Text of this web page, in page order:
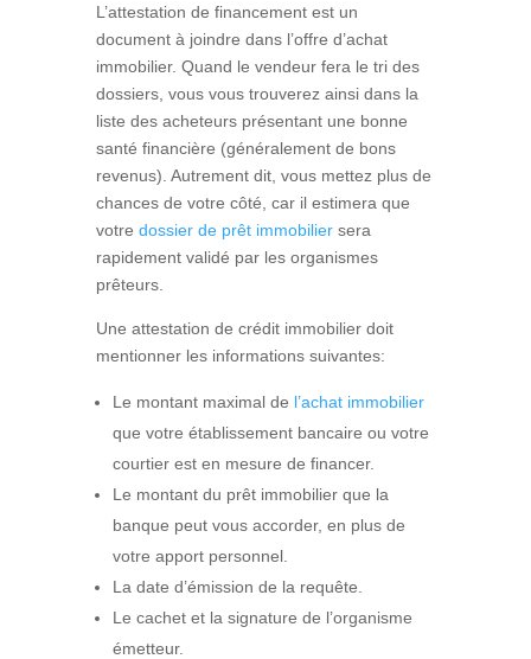
L’attestation de financement est un
document à joindre dans l’offre d’achat
immobilier. Quand le vendeur fera le tri des
dossiers, vous vous trouverez ainsi dans la
liste des acheteurs présentant une bonne
santé financière (généralement de bons
revenus). Autrement dit, vous mettez plus de
chances de votre côté, car il estimera que
votre dossier de prêt immobiliersera
rapidement validé par les organismes
prêteurs.
Une attestation de crédit immobilier doit
mentionner les informations suivantes:
Le montant maximal de l’achat immobilier
que votre établissement bancaire ou votre
courtier est en mesure de financer.
Le montant du prêt immobilier que la
banque peut vous accorder, en plus de
votre apport personnel.
La date d’émission de la requête.
Le cachet et la signature de l’organisme
émetteur.